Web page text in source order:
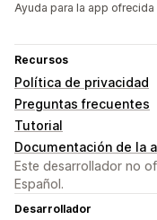
Ayuda para la app
Recursos
Política de privacidad
Preguntas frecuentes
Tutorial
Documentación de la
Este desarrollador no
Español.
Desarrollador